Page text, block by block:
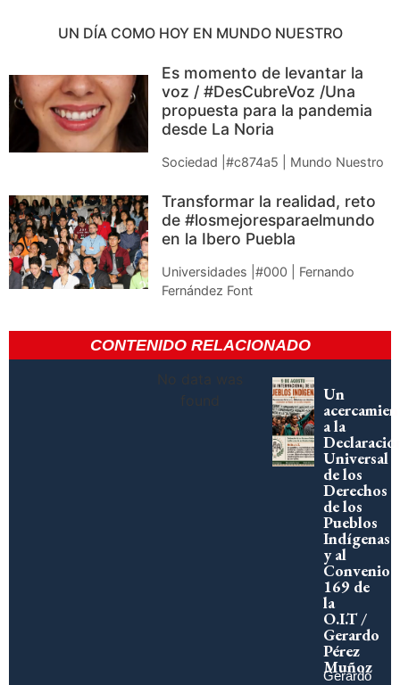
UN DÍA COMO HOY EN MUNDO NUESTRO
Es momento de levantar la
voz / #DesCubreVoz /Una
propuesta para la pandemia
desde La Noria
Sociedad |#c874a5 | Mundo Nuestro
Transformar la realidad, reto
de #losmejoresparaelmundo
en la Ibero Puebla
Universidades |#000 | Fernando
Fernández Font
CONTENIDO RELACIONADO
No data was
found
Un
a la
Universal
de los
Derechos
de los
Pueblos
Indígenas
y al
Convenio
169 de
la
O.I.T /
Gerardo
Pérez
Muñoz
Gerardo